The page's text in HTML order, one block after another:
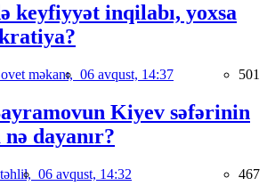
keyfiyyət inqilabı, yoxsa
məkanı, 06 avqust, 14:37 501
Kiyev səfərinin
nə dayanır?
06 avqust, 14:32 467